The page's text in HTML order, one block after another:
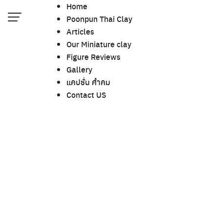
Home
Poonpun Thai Clay
Articles
Our Miniature clay
Figure Reviews
Gallery
แคปชั่น คำคม
Contact US
Contact US
Poonpun Thai Clay
Sample Page